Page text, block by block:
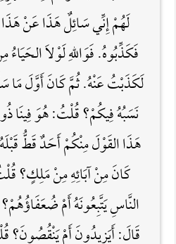
لَهُمْ إِنِّي سَائِلٌ هَذَا عَنْ
فَكَذِّبُوهُ. فَوَاللَّهِ لَوْلاَ
لَكَذَبْتُ عَنْهُ. ثُمَّ كَانَ أَوَّلَ مَا
نَسَبُهُ فِيكُمْ؟ قُلْتُ: هُوَ فِينَا
هَذَا القَوْلَ مِنْكُمْ أَحَدٌ قَطُّ
كَانَ مِنْ آبَائِهِ مِنْ مَلِكٍ؟
النَّاسِ يَتَّبِعُونَهُ أَمْ
قَالَ: أَيَزِيدُونَ أَمْ